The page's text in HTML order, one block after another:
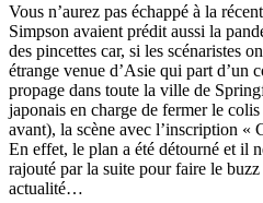
Vous n’aurez pas échappé à la
Simpson avaient prédit aussi la
des pincettes car, si les scénaristes
étrange venue d’Asie qui part d’un
propage dans toute la ville de
japonais en charge de fermer le
avant), la scène avec l’inscription «
En effet, le plan a été détourné et il
rajouté par la suite pour faire le
actualité…